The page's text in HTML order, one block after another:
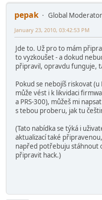
pepak
Global Moderator
January 23, 2010, 03:42:53 PM
Jde to. Už pro to mám
to vyzkoušet - a dokud
připravil, opravdu funguje,
Pokud se nebojíš riskovat (u
může vést i k likvidaci
a PRS-300), můžeš mi
s tebou proberu, jak tu
(Tato nabídka se týká i
aktualizací také
napřed potřebuju stáhnout
připravit hack.)